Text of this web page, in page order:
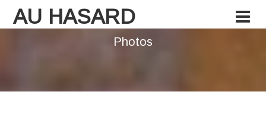
AU HASARD
Photos